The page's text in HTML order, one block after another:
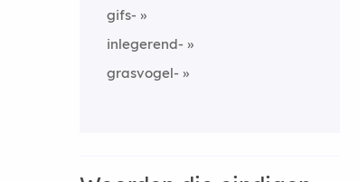
gifs-
inlegerend-
grasvogel-